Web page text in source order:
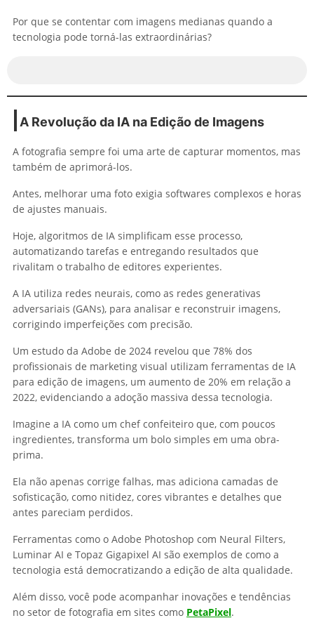
Por que se contentar com imagens medianas quando a
tecnologia pode torná-las extraordinárias?
A Revolução da IA na Edição de Imagens
A fotografia sempre foi uma arte de capturar momentos, mas
também de aprimorá-los.
Antes, melhorar uma foto exigia softwares complexos e horas
de ajustes manuais.
Hoje, algoritmos de IA simplificam esse processo,
automatizando tarefas e entregando resultados que
rivalitam o trabalho de editores experientes.
A IA utiliza redes neurais, como as redes generativas
adversariais (GANs), para analisar e reconstruir imagens,
corrigindo imperfeições com precisão.
Um estudo da Adobe de 2024 revelou que 78% dos
profissionais de marketing visual utilizam ferramentas de IA
para edição de imagens, um aumento de 20% em relação a
2022, evidenciando a adoção massiva dessa tecnologia.
Imagine a IA como um chef confeiteiro que, com poucos
ingredientes, transforma um bolo simples em uma obra-
prima.
Ela não apenas corrige falhas, mas adiciona camadas de
sofisticação, como nitidez, cores vibrantes e detalhes que
antes pareciam perdidos.
Ferramentas como o Adobe Photoshop com Neural Filters,
Luminar AI e Topaz Gigapixel AI são exemplos de como a
tecnologia está democratizando a edição de alta qualidade.
Além disso, você pode acompanhar inovações e tendências
no setor de fotografia em sites como PetaPixel.